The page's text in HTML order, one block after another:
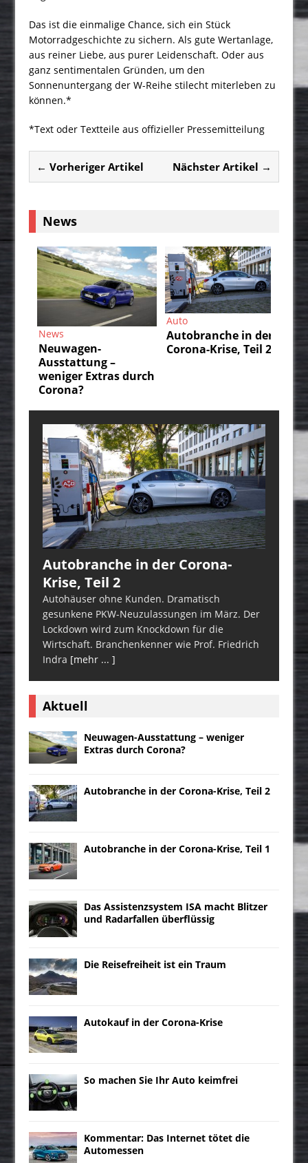
Das ist die einmalige Chance, sich ein Stück
Motorradgeschichte zu sichern. Als gute Wertanlage,
aus reiner Liebe, aus purer Leidenschaft. Oder aus
ganz sentimentalen Gründen, um den
Sonnenuntergang der W-Reihe stilecht miterleben zu
können.*
*Text oder Textteile aus offizieller Pressemitteilung
← Vorheriger Artikel Nächster Artikel →
News
News
Neuwagen-
Ausstattung –
weniger Extras durch
Corona?
Auto
Autobranche in der
Corona-Krise, Teil 2
Autobranche in der Corona-
Krise, Teil 2
Autohäuser ohne Kunden. Dramatisch
gesunkene PKW-Neuzulassungen im März. Der
Lockdown wird zum Knockdown für die
Wirtschaft. Branchenkenner wie Prof. Friedrich
Indra [mehr ... ]
Aktuell
Neuwagen-Ausstattung – weniger
Extras durch Corona?
Autobranche in der Corona-Krise, Teil 2
Autobranche in der Corona-Krise, Teil 1
Das Assistenzsystem ISA macht Blitzer
und Radarfallen überflüssig
Die Reisefreiheit ist ein Traum
Autokauf in der Corona-Krise
So machen Sie Ihr Auto keimfrei
Kommentar: Das Internet tötet die
Automessen